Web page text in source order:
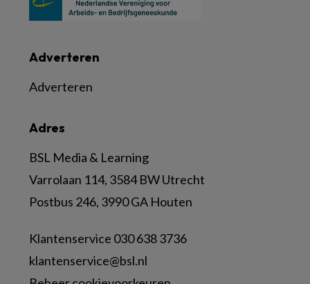
Adres
BSL Media & Learning
Varrolaan 114, 3584 BW Utrecht
Postbus 246, 3990 GA Houten
Klantenservice 030 638 3736
klantenservice@bsl.nl
Adverteren
Adverteren